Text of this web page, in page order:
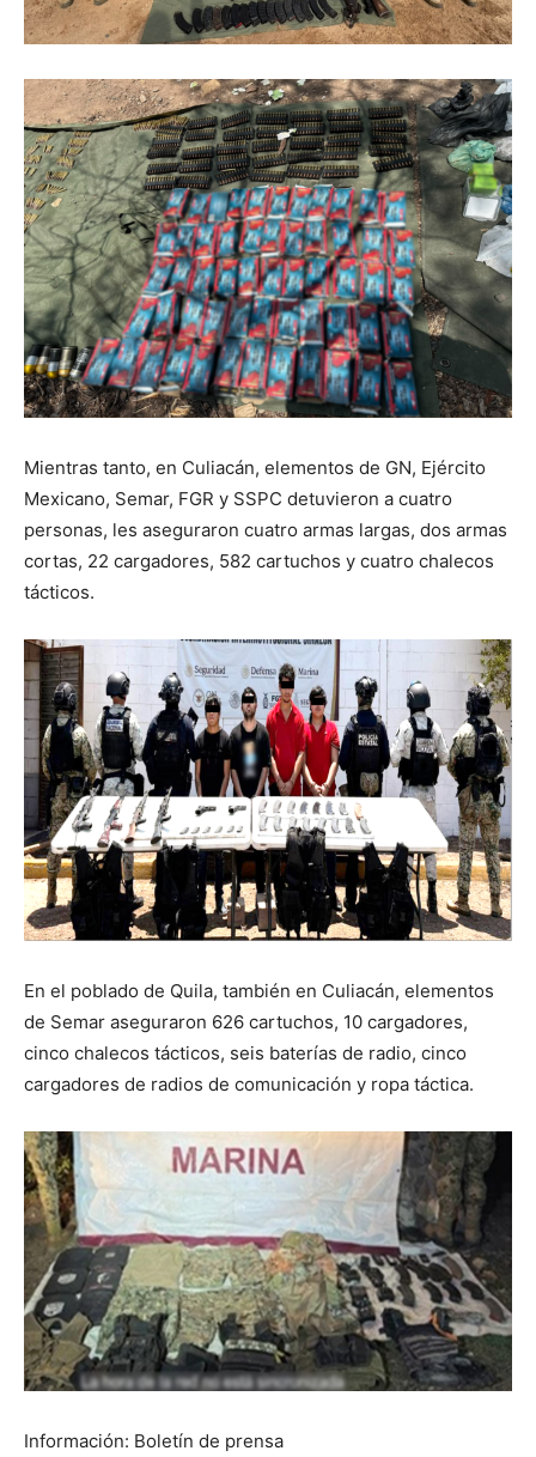
Mientras tanto, en Culiacán, elementos de GN, Ejército
Mexicano, Semar, FGR y SSPC detuvieron a cuatro
personas, les aseguraron cuatro armas largas, dos armas
cortas, 22 cargadores, 582 cartuchos y cuatro chalecos
tácticos.
En el poblado de Quila, también en Culiacán, elementos
de Semar aseguraron 626 cartuchos, 10 cargadores,
cinco chalecos tácticos, seis baterías de radio, cinco
cargadores de radios de comunicación y ropa táctica.
Información: Boletín de prensa